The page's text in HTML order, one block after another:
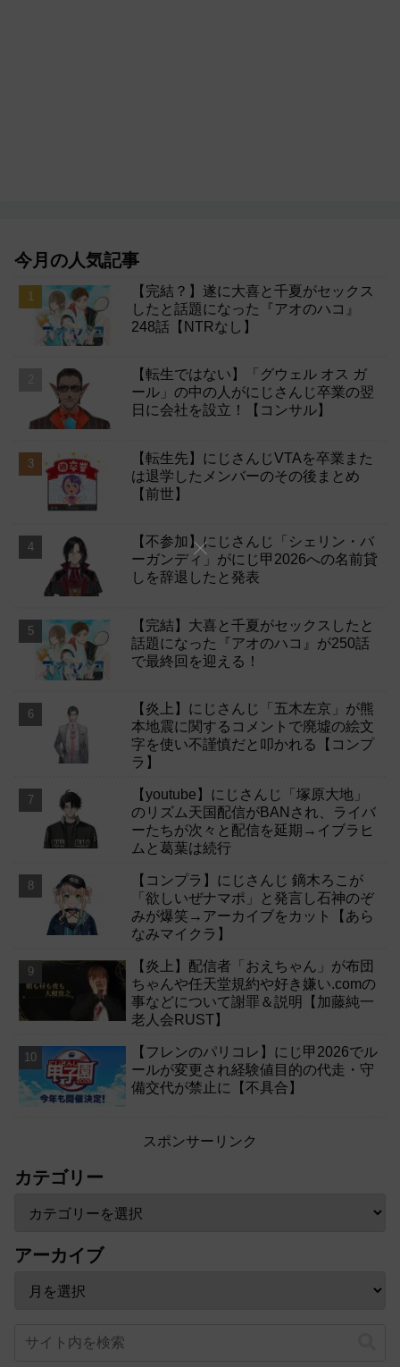
今月の人気記事
【完結？】遂に大喜と千夏がセックス
したと話題になった『アオのハコ』
248話【NTRなし】
【転生ではない】「グウェル オス ガ
ール」の中の人がにじさんじ卒業の翌
日に会社を設立！【コンサル】
【転生先】にじさんじVTAを卒業また
は退学したメンバーのその後まとめ
【前世】
【不参加】にじさんじ「シェリン・バ
ーガンディ」がにじ甲2026への名前貸
しを辞退したと発表
【完結】大喜と千夏がセックスしたと
話題になった『アオのハコ』が250話
で最終回を迎える！
【炎上】にじさんじ「五木左京」が熊
本地震に関するコメントで廃墟の絵文
字を使い不謹慎だと叩かれる【コンプ
ラ】
【youtube】にじさんじ「塚原大地」
のリズム天国配信がBANされ、ライバ
ーたちが次々と配信を延期→イブラヒ
ムと葛葉は続行
【コンプラ】にじさんじ 鏑木ろこが
「欲しいぜナマポ」と発言し石神のぞ
みが爆笑→アーカイブをカット【あら
なみマイクラ】
【炎上】配信者「おえちゃん」が布団
ちゃんや任天堂規約や好き嫌い.comの
事などについて謝罪＆説明【加藤純一
老人会RUST】
【フレンのパリコレ】にじ甲2026でル
ールが変更され経験値目的の代走・守
備交代が禁止に【不具合】
スポンサーリンク
カテゴリー
アーカイブ